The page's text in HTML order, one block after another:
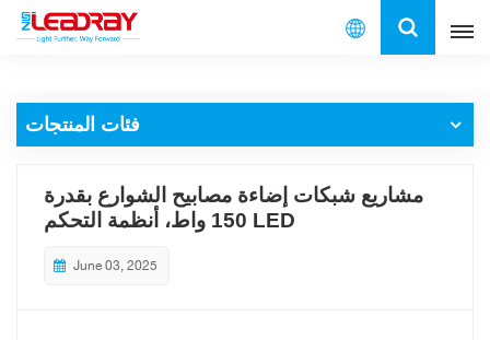
العربية
français
فئات المنتجات
مشاريع شبكات إضاءة مصابيح الشوارع بقدرة
150 واط، أنظمة التحكم LED
June 03, 2025